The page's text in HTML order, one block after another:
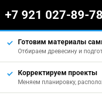
+7 921 027-89-78
Готовим материалы
Отбираем древесину и
Корректируем проекты
Меняем планировку,